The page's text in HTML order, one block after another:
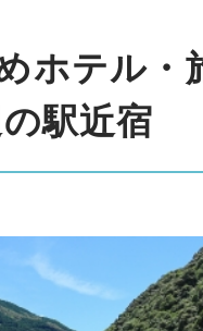
ホテル・
駅近宿